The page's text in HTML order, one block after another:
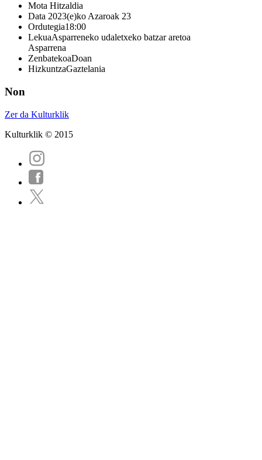
Mota Hitzaldia
Data 2023(e)ko Azaroak 23
Ordutegia18:00
LekuaAsparreneko udaletxeko batzar aretoa
Asparrena
ZenbatekoaDoan
HizkuntzaGaztelania
Non
Zer da Kulturklik
Kulturklik © 2015